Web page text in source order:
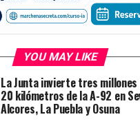
YOU MAY LIKE
La Junta invierte tres millones
20 kilómetros de la A-92 en
Alcores, La Puebla y Osuna